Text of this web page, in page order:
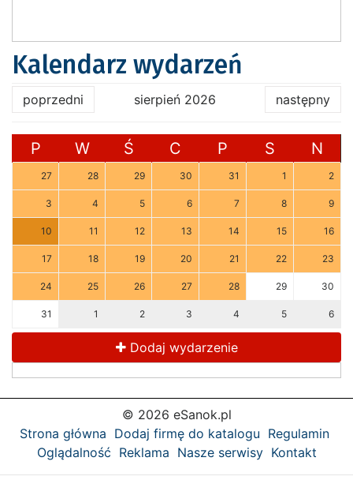
Kalendarz wydarzeń
poprzedni sierpień 2026 następny
P W Ś C P S N
27 28 29 30 31 1 2
3 4 5 6 7 8 9
10 11 12 13 14 15 16
17 18 19 20 21 22 23
24 25 26 27 28 29 30
31 1 2 3 4 5 6
Dodaj wydarzenie
© 2026 eSanok.pl
Strona główna Dodaj firmę do katalogu Regulamin
Oglądalność Reklama Nasze serwisy Kontakt